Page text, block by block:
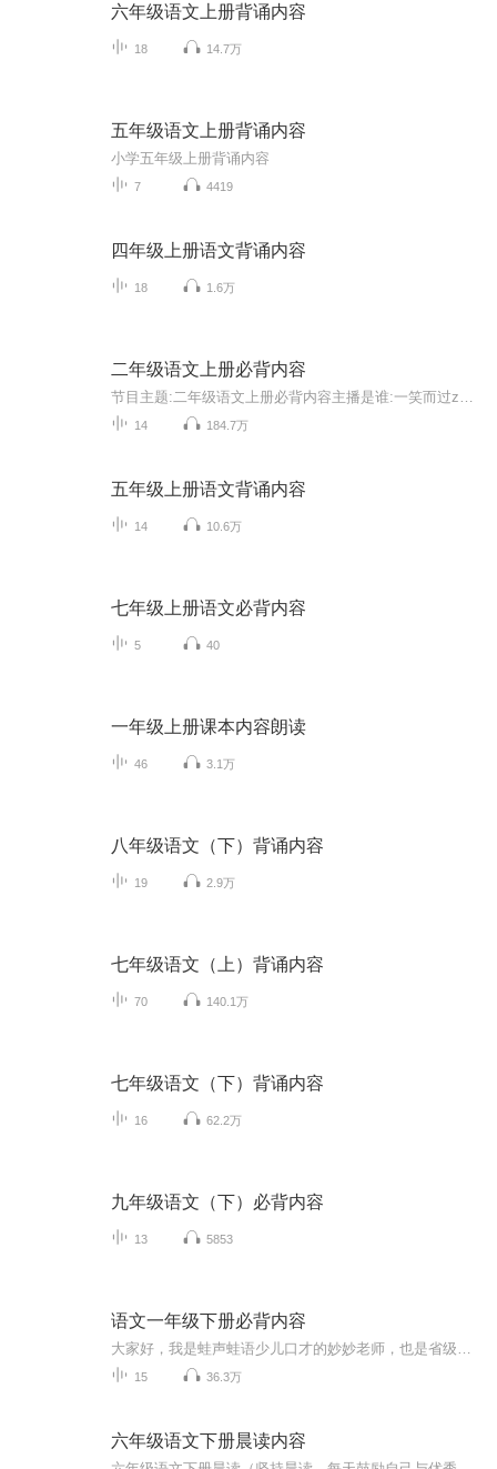
六年级语文上册背诵内容
18 14.7万
五年级语文上册背诵内容
小学五年级上册背诵内容
7 4419
四年级上册语文背诵内容
18 1.6万
二年级语文上册必背内容
14 184.7万
五年级上册语文背诵内容
14 10.6万
七年级上册语文必背内容
5 40
一年级上册课本内容朗读
46 3.1万
八年级语文（下）背诵内容
19 2.9万
七年级语文（上）背诵内容
70 140.1万
七年级语文（下）背诵内容
16 62.2万
九年级语文（下）必背内容
13 5853
语文一年级下册必背内容
15 36.3万
六年级语文下册晨读内容